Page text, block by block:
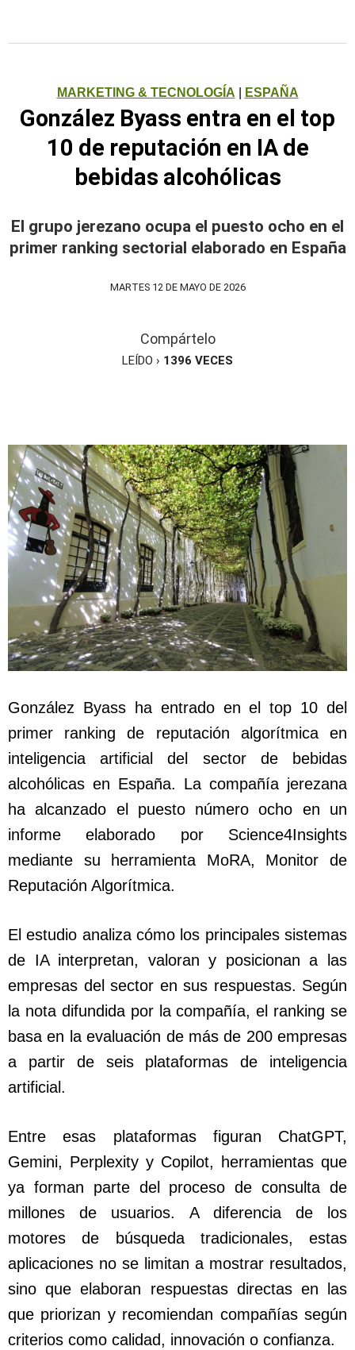
MARKETING & TECNOLOGÍA ESPAÑA
González Byass entra en el top
10 de reputación en IA de
bebidas alcohólicas
El grupo jerezano ocupa el puesto ocho en el
primer ranking sectorial elaborado en España
MARTES 12 DE MAYO DE 2026
Compártelo
LEÍDO › 1396 VECES
González Byass ha entrado en el top 10 del
primer ranking de reputación algorítmica en
inteligencia artificial del sector de bebidas
alcohólicas en España. La compañía jerezana
ha alcanzado el puesto número ocho en un
informe elaborado por Science4Insights
mediante su herramienta MoRA, Monitor de
Reputación Algorítmica.
El estudio analiza cómo los principales sistemas
de IA interpretan, valoran y posicionan a las
empresas del sector en sus respuestas. Según
la nota difundida por la compañía, el ranking se
basa en la evaluación de más de 200 empresas
a partir de seis plataformas de inteligencia
artificial.
Entre esas plataformas figuran ChatGPT,
Gemini, Perplexity y Copilot, herramientas que
ya forman parte del proceso de consulta de
millones de usuarios. A diferencia de los
motores de búsqueda tradicionales, estas
aplicaciones no se limitan a mostrar resultados,
sino que elaboran respuestas directas en las
que priorizan y recomiendan compañías según
criterios como calidad, innovación o confianza.